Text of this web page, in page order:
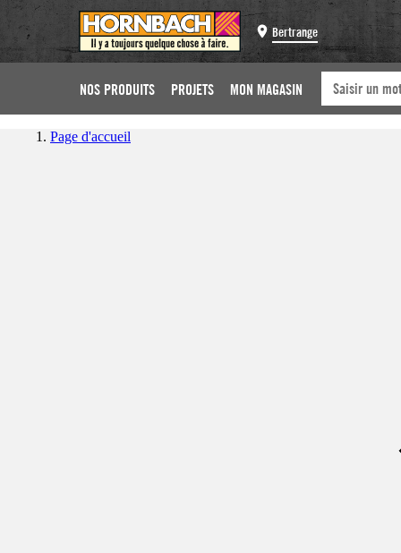
Bertrange
NOS PRODUITS PROJETS MON MAGASIN
Page d'accueil